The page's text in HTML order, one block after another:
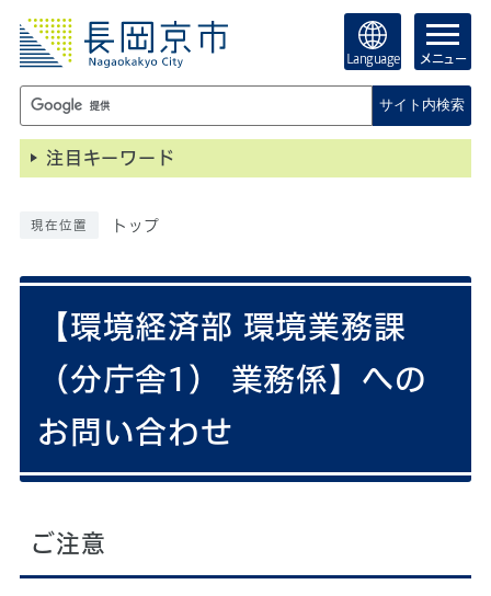
Language メニュー
サイト内検索
注目キーワード
現在位置 トップ
【環境経済部 環境業務課
（分庁舎1） 業務係】への
お問い合わせ
ご注意